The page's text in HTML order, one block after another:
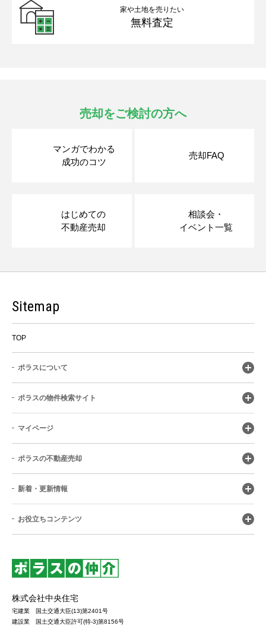
家や土地を売りたい
無料査定
売却をご検討の方へ
マンガでわかる
成功のコツ
売却FAQ
はじめての
不動産売却
相談会・
イベント一覧
Sitemap
TOP
ポラスについて
ポラスの物件検索サイト
マイページ
ポラスの不動産売却
新着・更新情報
お役立ちコンテンツ
株式会社中央住宅
宅建業 国土交通大臣(13)第2401号
建設業 国土交通大臣許可(特-3)第8156号